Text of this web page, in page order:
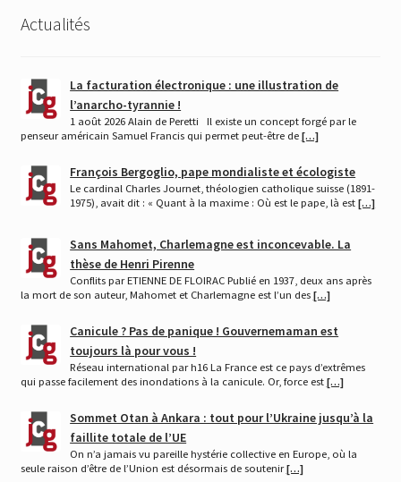
Actualités
La facturation électronique : une illustration de
l’anarcho-tyrannie !
1 août 2026 Alain de Peretti Il existe un concept forgé par le
penseur américain Samuel Francis qui permet peut-être de […]
François Bergoglio, pape mondialiste et écologiste
Le cardinal Charles Journet, théologien catholique suisse (1891-
1975), avait dit : « Quant à la maxime : Où est le pape, là est[…]
Sans Mahomet, Charlemagne est inconcevable. La
thèse de Henri Pirenne
Conflits par ETIENNE DE FLOIRAC Publié en 1937, deux ans après
la mort de son auteur, Mahomet et Charlemagne est l’un des […]
Canicule ? Pas de panique ! Gouvernemaman est
toujours là pour vous !
Réseau international par h16 La France est ce pays d’extrêmes
qui passe facilement des inondations à la canicule. Or, force est […]
Sommet Otan à Ankara : tout pour l’Ukraine jusqu’à la
faillite totale de l’UE
On n’a jamais vu pareille hystérie collective en Europe, où la
seule raison d’être de l’Union est désormais de soutenir[…]